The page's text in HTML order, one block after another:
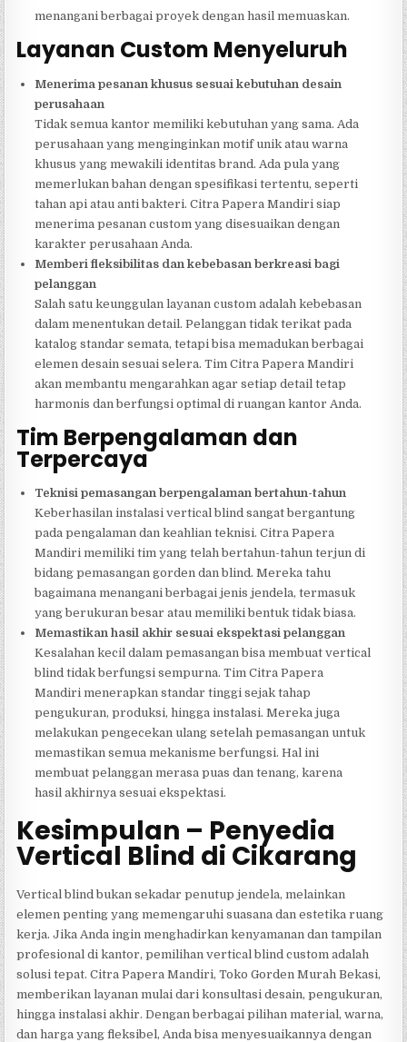
menangani berbagai proyek dengan hasil memuaskan.
Layanan Custom Menyeluruh
Menerima pesanan khusus sesuai kebutuhan desain
perusahaan
Tidak semua kantor memiliki kebutuhan yang sama. Ada
perusahaan yang menginginkan motif unik atau warna
khusus yang mewakili identitas brand. Ada pula yang
memerlukan bahan dengan spesifikasi tertentu, seperti
tahan api atau anti bakteri. Citra Papera Mandiri siap
menerima pesanan custom yang disesuaikan dengan
karakter perusahaan Anda.
Memberi fleksibilitas dan kebebasan berkreasi bagi
pelanggan
Salah satu keunggulan layanan custom adalah kebebasan
dalam menentukan detail. Pelanggan tidak terikat pada
katalog standar semata, tetapi bisa memadukan berbagai
elemen desain sesuai selera. Tim Citra Papera Mandiri
akan membantu mengarahkan agar setiap detail tetap
harmonis dan berfungsi optimal di ruangan kantor Anda.
Tim Berpengalaman dan
Terpercaya
Teknisi pemasangan berpengalaman bertahun-tahun
Keberhasilan instalasi vertical blind sangat bergantung
pada pengalaman dan keahlian teknisi. Citra Papera
Mandiri memiliki tim yang telah bertahun-tahun terjun di
bidang pemasangan gorden dan blind. Mereka tahu
bagaimana menangani berbagai jenis jendela, termasuk
yang berukuran besar atau memiliki bentuk tidak biasa.
Memastikan hasil akhir sesuai ekspektasi pelanggan
Kesalahan kecil dalam pemasangan bisa membuat vertical
blind tidak berfungsi sempurna. Tim Citra Papera
Mandiri menerapkan standar tinggi sejak tahap
pengukuran, produksi, hingga instalasi. Mereka juga
melakukan pengecekan ulang setelah pemasangan untuk
memastikan semua mekanisme berfungsi. Hal ini
membuat pelanggan merasa puas dan tenang, karena
hasil akhirnya sesuai ekspektasi.
Kesimpulan – Penyedia
Vertical Blind di Cikarang
Vertical blind bukan sekadar penutup jendela, melainkan
elemen penting yang memengaruhi suasana dan estetika ruang
kerja. Jika Anda ingin menghadirkan kenyamanan dan tampilan
profesional di kantor, pemilihan vertical blind custom adalah
solusi tepat. Citra Papera Mandiri, Toko Gorden Murah Bekasi,
memberikan layanan mulai dari konsultasi desain, pengukuran,
hingga instalasi akhir. Dengan berbagai pilihan material, warna,
dan harga yang fleksibel, Anda bisa menyesuaikannya dengan